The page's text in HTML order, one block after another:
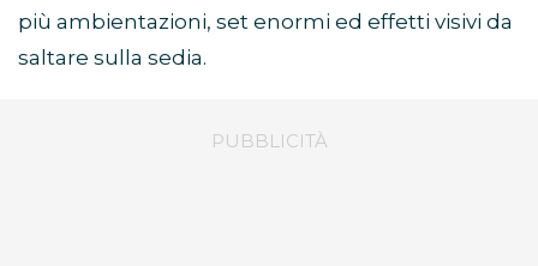
più ambientazioni, set enormi ed effetti visivi da
saltare sulla sedia.